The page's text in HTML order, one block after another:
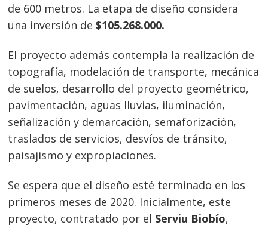
de 600 metros. La etapa de diseño considera
una inversión de$105.268.000.
El proyecto además contempla la realización de
topografía, modelación de transporte, mecánica
de suelos, desarrollo del proyecto geométrico,
pavimentación, aguas lluvias, iluminación,
señalización y demarcación, semaforización,
traslados de servicios, desvíos de tránsito,
paisajismo y expropiaciones.
Se espera que el diseño esté terminado en los
primeros meses de 2020. Inicialmente, este
proyecto, contratado por el Serviu Biobío,
Navegación